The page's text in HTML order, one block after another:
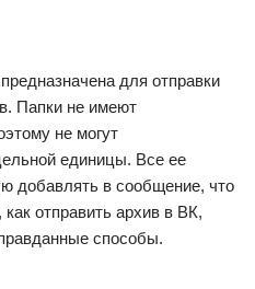
для отправки
Папки не имеют
не могут
единицы. Все ее
добавлять в сообщение, что
отправить архив в ВК,
способы.